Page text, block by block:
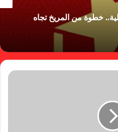
خطوة من المريخ تجاه